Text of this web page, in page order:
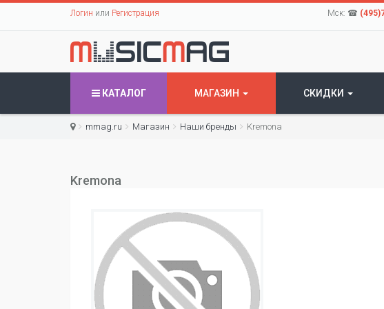
Логин или Регистрация Мск: ☎
КАТАЛОГ МАГАЗИН СКИДКИ
mmag.ru Магазин Наши бренды Kremona
Kremona